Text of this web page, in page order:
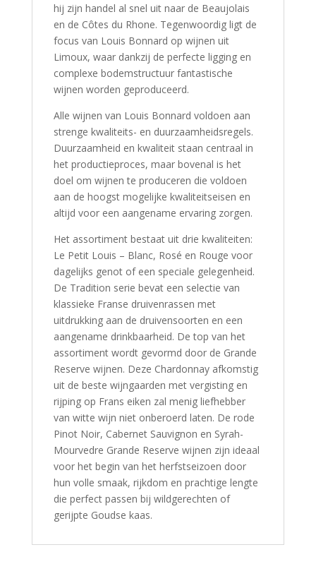
hij zijn handel al snel uit naar de Beaujolais
en de Côtes du Rhone. Tegenwoordig ligt de
focus van Louis Bonnard op wijnen uit
Limoux, waar dankzij de perfecte ligging en
complexe bodemstructuur fantastische
wijnen worden geproduceerd.
Alle wijnen van Louis Bonnard voldoen aan
strenge kwaliteits- en duurzaamheidsregels.
Duurzaamheid en kwaliteit staan centraal in
het productieproces, maar bovenal is het
doel om wijnen te produceren die voldoen
aan de hoogst mogelijke kwaliteitseisen en
altijd voor een aangename ervaring zorgen.
Het assortiment bestaat uit drie kwaliteiten:
Le Petit Louis – Blanc, Rosé en Rouge voor
dagelijks genot of een speciale gelegenheid.
De Tradition serie bevat een selectie van
klassieke Franse druivenrassen met
uitdrukking aan de druivensoorten en een
aangename drinkbaarheid. De top van het
assortiment wordt gevormd door de Grande
Reserve wijnen. Deze Chardonnay afkomstig
uit de beste wijngaarden met vergisting en
rijping op Frans eiken zal menig liefhebber
van witte wijn niet onberoerd laten. De rode
Pinot Noir, Cabernet Sauvignon en Syrah-
Mourvedre Grande Reserve wijnen zijn ideaal
voor het begin van het herfstseizoen door
hun volle smaak, rijkdom en prachtige lengte
die perfect passen bij wildgerechten of
gerijpte Goudse kaas.